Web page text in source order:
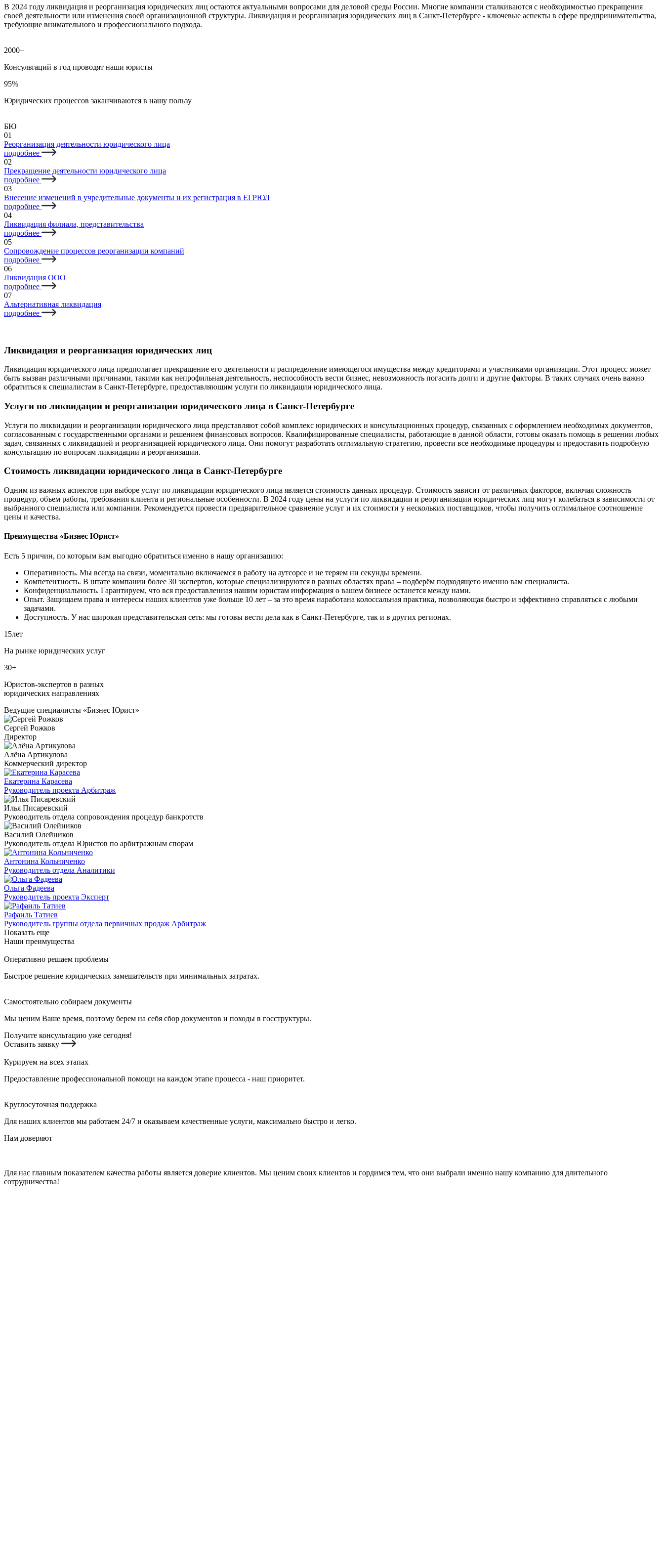
В 2024 году ликвидация и реорганизация юридических лиц остаются актуальными вопросами для деловой среды России. Многие компании сталкиваются с необходимостью прекращения
своей деятельности или изменения своей организационной структуры. Ликвидация и реорганизация юридических лиц в Санкт-Петербурге - ключевые аспекты в сфере предпринимательства,
требующие внимательного и профессионального подхода.
2000+
Консультаций в год проводят наши юристы
95%
Юридических процессов заканчиваются в нашу пользу
БЮ
01
Реорганизация деятельности юридического лица
подробнее
02
Прекращение деятельности юридического лица
подробнее
03
Внесение изменений в учредительные документы и их регистрация в ЕГРЮЛ
подробнее
04
Ликвидация филиала, представительства
подробнее
05
Сопровождение процессов реорганизации компаний
подробнее
06
Ликвидация ООО
подробнее
07
Альтернативная ликвидация
подробнее
Ликвидация и реорганизация юридических лиц
Ликвидация юридического лица предполагает прекращение его деятельности и распределение имеющегося имущества между кредиторами и участниками организации. Этот процесс может
быть вызван различными причинами, такими как непрофильная деятельность, неспособность вести бизнес, невозможность погасить долги и другие факторы. В таких случаях очень важно
обратиться к специалистам в Санкт-Петербурге, предоставляющим услуги по ликвидации юридического лица.
Услуги по ликвидации и реорганизации юридического лица в Санкт-Петербурге
Услуги по ликвидации и реорганизации юридического лица представляют собой комплекс юридических и консультационных процедур, связанных с оформлением необходимых документов,
согласованным с государственными органами и решением финансовых вопросов. Квалифицированные специалисты, работающие в данной области, готовы оказать помощь в решении любых
задач, связанных с ликвидацией и реорганизацией юридического лица. Они помогут разработать оптимальную стратегию, провести все необходимые процедуры и предоставить подробную
консультацию по вопросам ликвидации и реорганизации.
Стоимость ликвидации юридического лица в Санкт-Петербурге
Одним из важных аспектов при выборе услуг по ликвидации юридического лица является стоимость данных процедур. Стоимость зависит от различных факторов, включая сложность
процедур, объем работы, требования клиента и региональные особенности. В 2024 году цены на услуги по ликвидации и реорганизации юридических лиц могут колебаться в зависимости от
выбранного специалиста или компании. Рекомендуется провести предварительное сравнение услуг и их стоимости у нескольких поставщиков, чтобы получить оптимальное соотношение
цены и качества.
Преимущества «Бизнес Юрист»
Есть 5 причин, по которым вам выгодно обратиться именно в нашу организацию:
Оперативность. Мы всегда на связи, моментально включаемся в работу на аутсорсе и не теряем ни секунды времени.
Компетентность. В штате компании более 30 экспертов, которые специализируются в разных областях права – подберём подходящего именно вам специалиста.
Конфиденциальность. Гарантируем, что вся предоставленная нашим юристам информация о вашем бизнесе останется между нами.
Опыт. Защищаем права и интересы наших клиентов уже больше 10 лет – за это время наработана колоссальная практика, позволяющая быстро и эффективно справляться с любыми
задачами.
Доступность. У нас широкая представительская сеть: мы готовы вести дела как в Санкт-Петербурге, так и в других регионах.
15лет
На рынке юридических услуг
30+
Юристов-экспертов в разных
юридических направлениях
Ведущие специалисты «Бизнес Юрист»
Сергей Рожков
Директор
Алёна Артикулова
Коммерческий директор
Екатерина Карасева
Руководитель проекта Арбитраж
Илья Писаревский
Руководитель отдела сопровождения процедур банкротств
Василий Олейников
Руководитель отдела Юристов по арбитражным спорам
Антонина Кольниченко
Руководитель отдела Аналитики
Ольга Фадеева
Руководитель проекта Эксперт
Рафаиль Татиев
Руководитель группы отдела первичных продаж Арбитраж
Показать еще
Наши преимущества
Оперативно решаем проблемы
Быстрое решение юридических замешательств при минимальных затратах.
Самостоятельно собираем документы
Мы ценим Ваше время, поэтому берем на себя сбор документов и походы в госструктуры.
Получите консультацию уже сегодня!
Оставить заявку
Курируем на всех этапах
Предоставление профессиональной помощи на каждом этапе процесса - наш приоритет.
Круглосуточная поддержка
Для наших клиентов мы работаем 24/7 и оказываем качественные услуги, максимально быстро и легко.
Нам доверяют
Для нас главным показателем качества работы является доверие клиентов. Мы ценим своих клиентов и гордимся тем, что они выбрали именно нашу компанию для длительного
сотрудничества!